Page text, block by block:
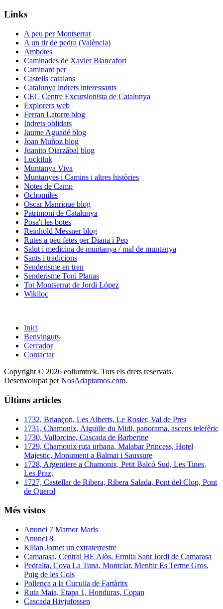
Links
A peu per Montserrat
A un tir de pedra (València)
Ambotes
Caminades de Xavier Blancafort
Caminant per
Castells catalans
Catalunya indrets interessants
CEC Centre Excursionista de Catalunya
Explorers web
Ferran Latorre blog
Indrets oblidats
Jaume Aguadé blog
Joan Muñoz blog
Juanito Oiarzábal blog
Luckiluk
Muntanya Viva
Muntanyes i Camins i altres històries
Notes de Camp
Ochomiles
Oscar Manrique blog
Patrimoni de Catalunya
Posa't les botes
Reinhold Messner blog
Rutes a peu fetes per Diana i Pep
Salut i medicina de muntanya / mal de muntanya
Sants i tradicions
Senderisme en tren
Senderisme Toni Planas
Tot Montserrat de Jordi López
Wikiloc
Inici
Benvinguts
Cercador
Contactar
Copyright © 2026 eoliumtrek. Tots els drets reservats.
Desenvolupat perNosAdaptamos.com.
Últims articles
1732, Briançon, Les Alberts, Le Rosier, Val de Pres
1731, Chamonix, Aiguille du Midi, panorama, ascens telefèric
1730, Vallorcine, Cascada de Barberine
1729, Chamonix ruta urbana, Malabar Princess, Hotel
Majestic, Monument a Balmat i Saussure
1728, Argentiere a Chamonix, Petit Balcó Sud, Les Tines,
Les Praz,
1727, Castellar de Ribera, Ribera Salada, Pont del Clop, Pont
de Querol
Més vistos
Anunci 7 Mamor Maris
Anunci 8
Kilian Jornet un extraterrestre
Camarasa, Central HE Alòs, Ermita Sant Jordi de Camarasa
Pedralta, Cova La Tuna, Montclar, Menhir Es Terme Gros,
Puig de les Cols
Pollença a la Cuculla de Fartàritx
Ruta Maia, Etapa 1, Honduras, Copan
Cascada Hivjufossen